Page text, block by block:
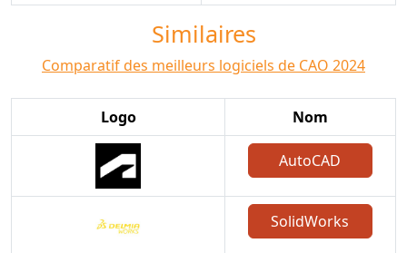
Similaires
Comparatif des meilleurs logiciels de CAO 2024
Logo Nom
AutoCAD
SolidWorks